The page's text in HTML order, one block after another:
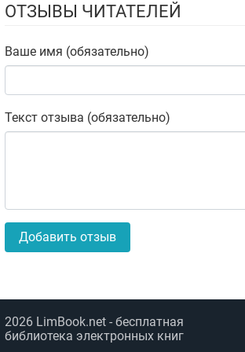
ОТЗЫВЫ ЧИТАТЕЛЕЙ
Ваше имя (обязательно)
Текст отзыва (обязательно)
Добавить отзыв
2026 LimBook.net - бесплатная
библиотека электронных книг